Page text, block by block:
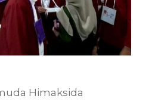
Himaksida